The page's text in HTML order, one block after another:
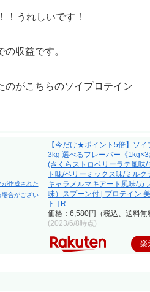
！うれしいです！
収益です。
のがこちらのソイプロテイン
【今だけ★ポイント5倍】ソイ
3kg 選べるフレーバー《
(さくらストロベリーラテ風味/
ト味/ベリーミックス味/ミルク
キャラメルマキアート風味/カ
味）スプーン付 [ プロテイン
ト ] R
価格：6,580円（税込、送料無
(2023/6/8時点)
楽